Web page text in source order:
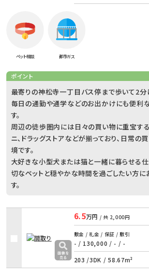
ペット相談 都市ガス
ポイント
最寄りの神松寺一丁目バス停まで歩いて2分
毎日の通勤や通学などのお出かけにも便利
す。
周辺の徒歩圏内には日々の買い物に重宝す
ニ、ドラッグストアなどが揃っており、日常の
境です。
大好きな小型犬または猫と一緒に暮らせる仕
切なペットと穏やかな時間を過ごしたい方
す。
6.5万円 / 共 2,000円
敷金 / 礼金 / 保証 / 敷引
- / 130,000 / - / -
203 /3DK /58.67m²